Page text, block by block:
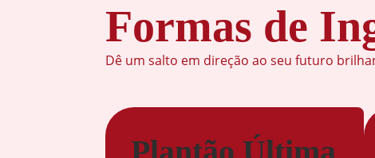
Disciplina
Horária
Docente Qualificação Titulação
Formas de
Dê um salto em direção ao seu futuro